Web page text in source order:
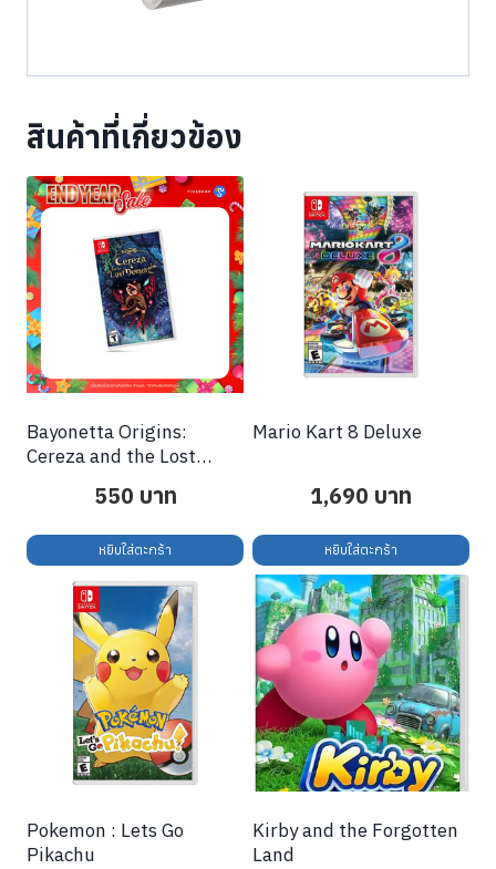
สินค้าที่เกี่ยวข้อง
Bayonetta Origins:
Cereza and the Lost
550 บาท
หยิบใส่ตะกร้า
Mario Kart 8 Deluxe
1,690 บาท
หยิบใส่ตะกร้า
Pokemon : Lets Go
Pikachu
Kirby and the Forgotten
Land